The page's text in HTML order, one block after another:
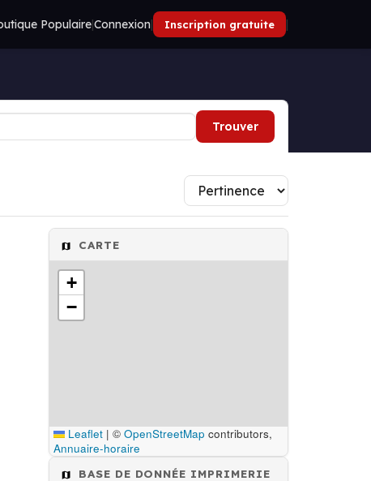
Populaire|Connexion| Inscription gratuite |
Trouver
CARTE
+
−
Leaflet | © OpenStreetMap contributors,
Annuaire-horaire
BASE DE DONNÉE IMPRIMERIE